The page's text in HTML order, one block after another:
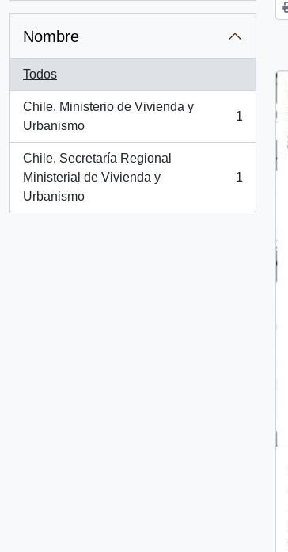
Nombre
Todos
Chile. Ministerio de Vivienda y
Urbanismo
, 1 resultados
1
Chile. Secretaría Regional
Ministerial de Vivienda y
Urbanismo
, 1 resultados
1